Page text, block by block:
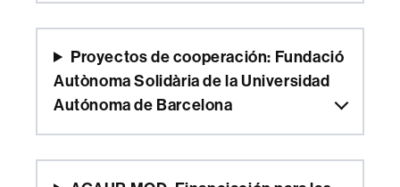
Proyectos de cooperación: Fundació
Autònoma Solidàriade la Universidad
Autónoma de Barcelona